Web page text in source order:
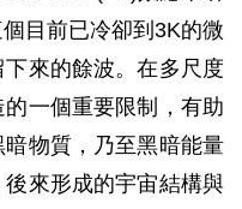
目前已冷卻到3K的微
來的餘波。在多尺度
一個重要限制，有助
物質，乃至黑暗能量
來形成的宇宙結構與